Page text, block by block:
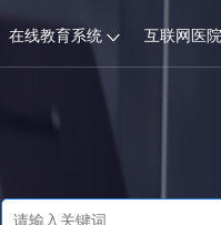
在线教育系统 互联网医